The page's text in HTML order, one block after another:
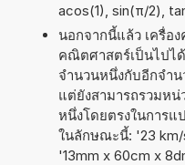
acos(1), sin(π/2),
นอกจากนี้แล้ว เครื่อ
คณิตศาสตร์เป็นไปไ
จำนวนหนึ่งกับอีกจำ
แต่ยังสามารถรวมห
หนึ่งโดยตรงในการแ
ในลักษณะนี้: '23
'13mm x 60cm x